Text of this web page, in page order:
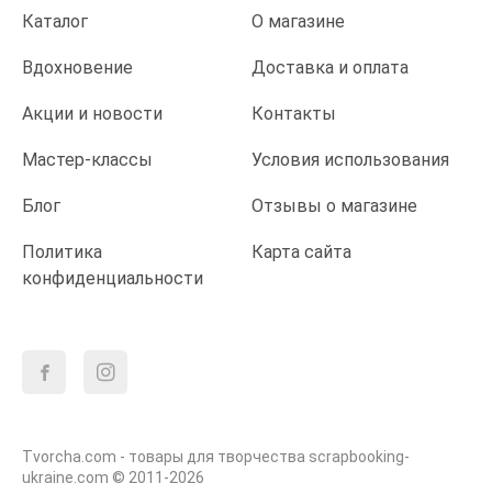
Каталог О магазине
Вдохновение Доставка и оплата
Акции и новости Контакты
Мастер-классы Условия использования
Блог Отзывы о магазине
Политика
конфиденциальности
Карта сайта
Tvorcha.com - товары для творчества scrapbooking-
ukraine.com © 2011-2026